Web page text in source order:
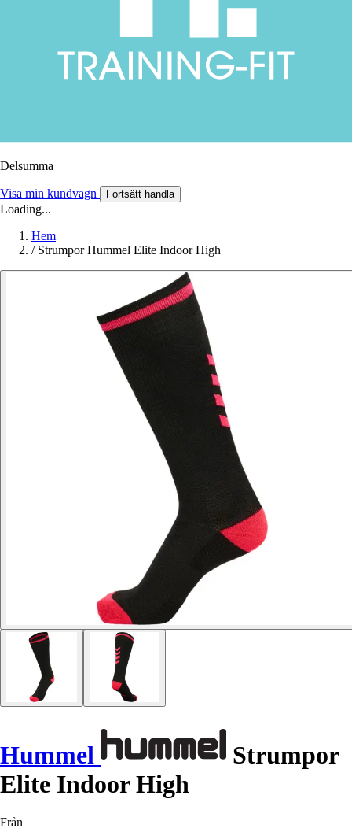
Delsumma
Visa min kundvagn Fortsätt handla
Loading...
Hem
/ Strumpor Hummel Elite Indoor High
Hummel
Strumpor
Elite Indoor High
Från